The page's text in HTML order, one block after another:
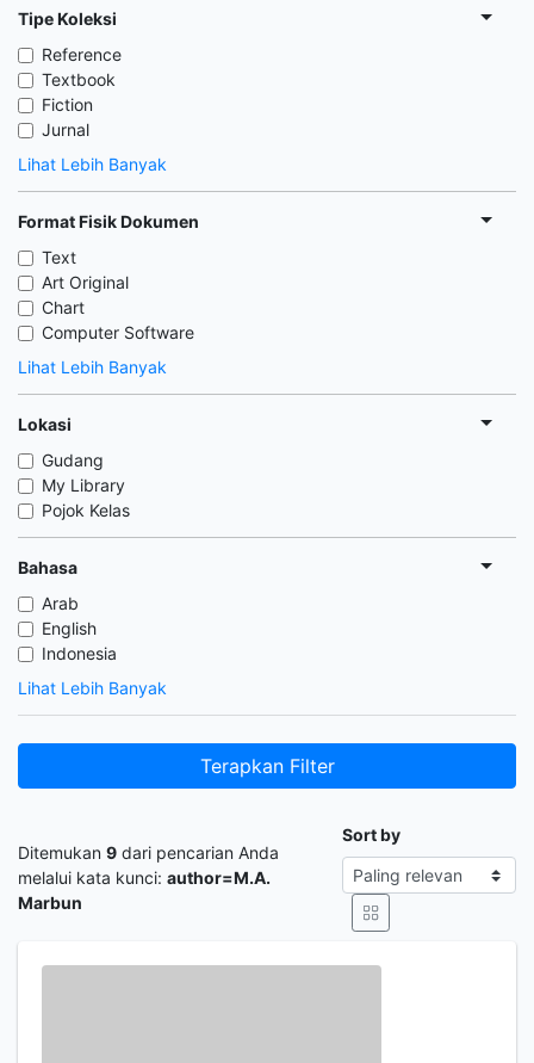
Tipe Koleksi
Reference
Textbook
Fiction
Jurnal
Lihat Lebih Banyak
Format Fisik Dokumen
Text
Art Original
Chart
Computer Software
Lihat Lebih Banyak
Lokasi
Gudang
My Library
Pojok Kelas
Bahasa
Arab
English
Indonesia
Lihat Lebih Banyak
Terapkan Filter
Ditemukan 9 dari pencarian Anda
melalui kata kunci: author=M.A.
Marbun
Sort by